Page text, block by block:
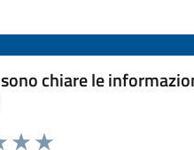
chiare le
5 stelle la pagina